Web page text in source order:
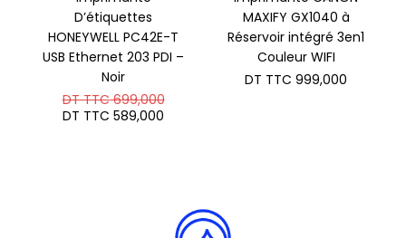
D’étiquettes
HONEYWELL PC42E-T
USB Ethernet 203 PDI –
Noir
DT TTC699,000Le
DT TTC 589,000
MAXIFY GX1040 à
Réservoir intégré 3en1
Couleur WIFI
DT TTC 999,000